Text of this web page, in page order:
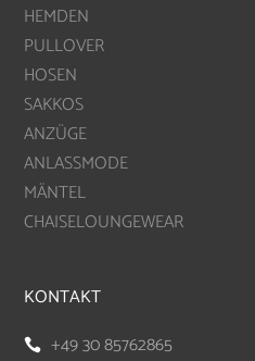
HEMDEN
PULLOVER
HOSEN
SAKKOS
ANZÜGE
ANLASSMODE
MÄNTEL
CHAISELOUNGEWEAR
KONTAKT
 +49 30 85762865